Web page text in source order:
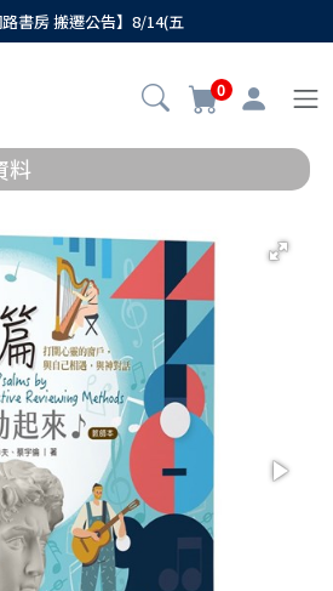
路書房 搬遷公告】8/14(五
0
料